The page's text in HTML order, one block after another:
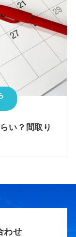
い？間取り
わせ